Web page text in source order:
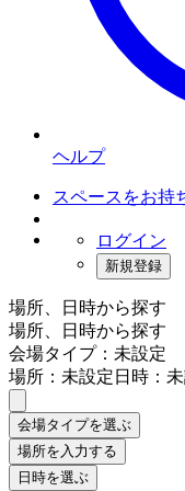
ヘルプ
スペースをお持
ログイン
新規登録
場所、日時から探す
場所、日時から探す
会場タイプ：未設定
場所：未設定日時：
会場タイプを選ぶ
場所を入力する
日時を選ぶ